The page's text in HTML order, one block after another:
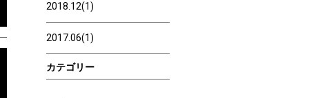
2018.12(1)
2017.06(1)
カテゴリー